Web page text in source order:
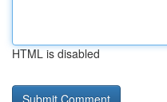
HTML is disabled